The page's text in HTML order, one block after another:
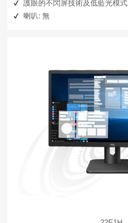
護眼的不閃屏技術及低藍光模式
喇叭: 無